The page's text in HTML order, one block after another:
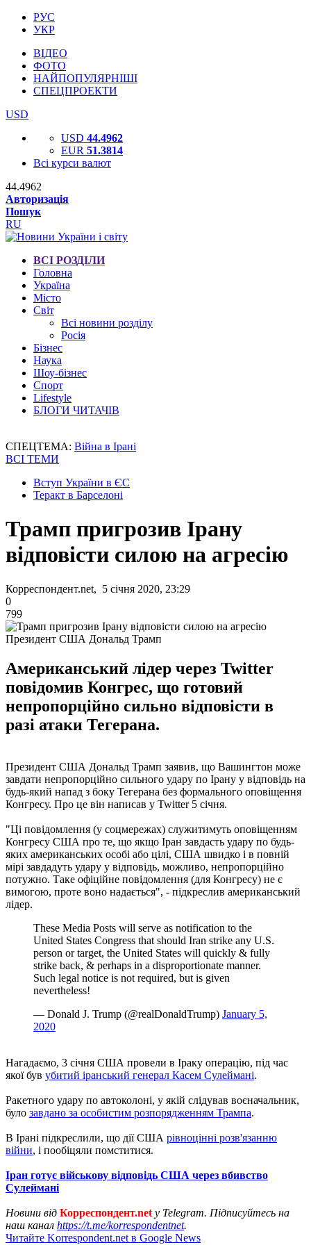
РУС
УКР
ВІДЕО
ФОТО
НАЙПОПУЛЯРНІШІ
СПЕЦПРОЕКТИ
USD
USD 44.4962
EUR 51.3814
Всі курси валют
44.4962
Авторизація
Пошук
RU
ВСІ РОЗДІЛИ
Головна
Україна
Місто
Світ
Всі новини розділу
Росія
Бізнес
Наука
Шоу-бізнес
Спорт
Lifestyle
БЛОГИ ЧИТАЧІВ
СПЕЦТЕМА: Війна в Ірані
ВСІ ТЕМИ
Вступ України в ЄС
Теракт в Барселоні
Трамп пригрозив Ірану
відповісти силою на агресію
Корреспондент.net, 5 січня 2020, 23:29
0
799
Президент США Дональд Трамп
Американський лідер через Twitter
повідомив Конгрес, що готовий
непропорційно сильно відповісти в
разі атаки Тегерана.
Президент США Дональд Трамп заявив, що Вашингтон може
завдати непропорційно сильного удару по Ірану у відповідь на
будь-який напад з боку Тегерана без формального оповіщення
Конгресу. Про це він написав у Twitter 5 січня.
"Ці повідомлення (у соцмережах) служитимуть оповіщенням
Конгресу США про те, що якщо Іран завдасть удару по будь-
яких американських особі або цілі, США швидко і в повній
мірі завдадуть удару у відповідь, можливо, непропорційно
потужно. Таке офіційне повідомлення (для Конгресу) не є
вимогою, проте воно надається", - підкреслив американський
лідер.
These Media Posts will serve as notification to the
United States Congress that should Iran strike any U.S.
person or target, the United States will quickly & fully
strike back, & perhaps in a disproportionate manner.
Such legal notice is not required, but is given
nevertheless!
— Donald J. Trump (@realDonaldTrump) January 5,
2020
Нагадаємо, 3 січня США провели в Іраку операцію, під час
якої був убитий іранський генерал Касем Сулеймані.
Ракетного удару по автоколоні, у якій слідував воєначальник,
було завдано за особистим розпорядженням Трампа.
В Ірані підкреслили, що дії США рівноцінні розв'язанню
війни, і пообіцяли помститися.
Іран готує військову відповідь США через вбивство
Сулеймані
Новини від Корреспондент.net у Telegram. Підписуйтесь на
наш канал https://t.me/korrespondentnet.
Читайте Korrespondent.net в Google News